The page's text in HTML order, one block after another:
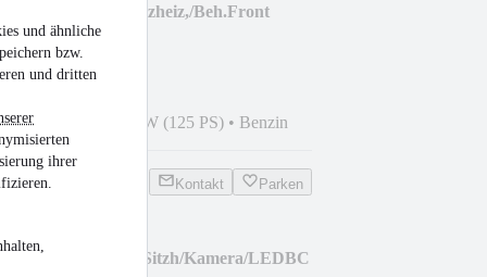
und ähnliche
bzw.
und dritten
ihrer
LED/Lenrd//Sitzheiz,/Beh.Front
•37.600 km 92 kW (125 PS) • Benzin
Kontakt Parken
TSI Goal Navi/Sitzh/Kamera/LEDBC